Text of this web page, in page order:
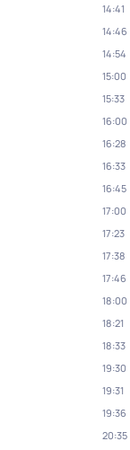
14:41
14:46
14:54
15:00
15:33
16:00
16:28
16:33
16:45
17:00
17:23
17:38
17:46
18:00
18:21
18:33
19:30
19:31
19:36
20:35